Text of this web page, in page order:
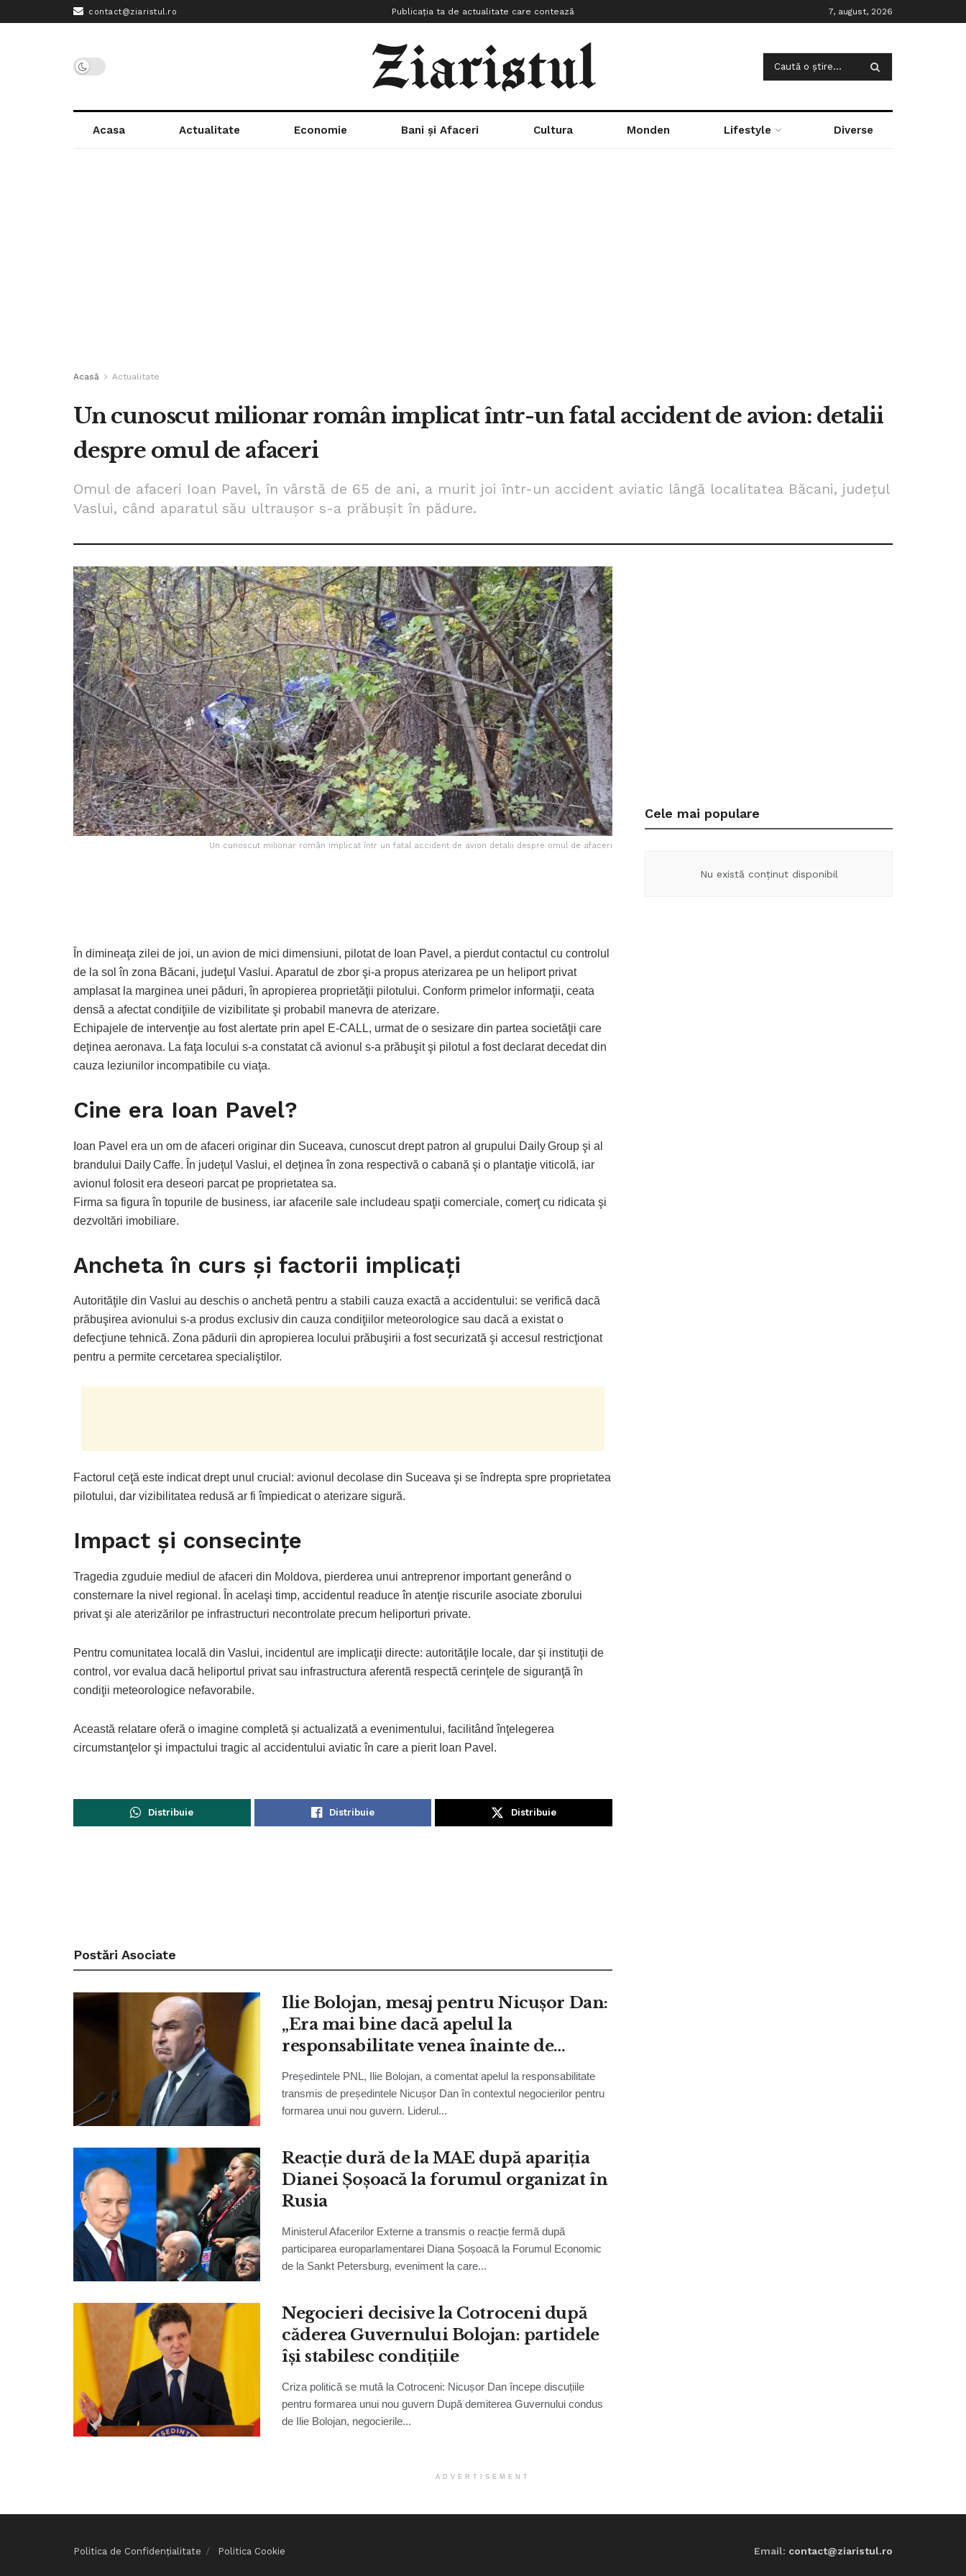
contact@ziaristul.ro Publicația ta de actualitate care contează 7, august, 2026
Acasa Actualitate Economie Bani și Afaceri Cultura Monden Lifestyle Diverse
Acasă Actualitate
Un cunoscut milionar român implicat într-un fatal accident de avion: detalii
despre omul de afaceri
Omul de afaceri Ioan Pavel, în vârstă de 65 de ani, a murit joi într-un accident aviatic lângă localitatea Băcani, judeţul
Vaslui, când aparatul său ultrauşor s-a prăbuşit în pădure.
Un cunoscut milionar român implicat într un fatal accident de avion detalii despre omul de afaceri
În dimineaţa zilei de joi, un avion de mici dimensiuni, pilotat de Ioan Pavel, a pierdut contactul cu controlul
de la sol în zona Băcani, judeţul Vaslui. Aparatul de zbor şi-a propus aterizarea pe un heliport privat
amplasat la marginea unei păduri, în apropierea proprietăţii pilotului. Conform primelor informaţii, ceata
densă a afectat condiţiile de vizibilitate şi probabil manevra de aterizare.
Echipajele de intervenţie au fost alertate prin apel E-CALL, urmat de o sesizare din partea societăţii care
deţinea aeronava. La faţa locului s-a constatat că avionul s-a prăbuşit şi pilotul a fost declarat decedat din
cauza leziunilor incompatibile cu viaţa.
Cine era Ioan Pavel?
Ioan Pavel era un om de afaceri originar din Suceava, cunoscut drept patron al grupului Daily Group şi al
brandului Daily Caffe. În judeţul Vaslui, el deţinea în zona respectivă o cabană şi o plantaţie viticolă, iar
avionul folosit era deseori parcat pe proprietatea sa.
Firma sa figura în topurile de business, iar afacerile sale includeau spaţii comerciale, comerţ cu ridicata şi
dezvoltări imobiliare.
Ancheta în curs şi factorii implicaţi
Autorităţile din Vaslui au deschis o anchetă pentru a stabili cauza exactă a accidentului: se verifică dacă
prăbuşirea avionului s-a produs exclusiv din cauza condiţiilor meteorologice sau dacă a existat o
defecţiune tehnică. Zona pădurii din apropierea locului prăbuşirii a fost securizată şi accesul restricţionat
pentru a permite cercetarea specialiştilor.
Factorul ceţă este indicat drept unul crucial: avionul decolase din Suceava şi se îndrepta spre proprietatea
pilotului, dar vizibilitatea redusă ar fi împiedicat o aterizare sigură.
Impact şi consecinţe
Tragedia zguduie mediul de afaceri din Moldova, pierderea unui antreprenor important generând o
consternare la nivel regional. În acelaşi timp, accidentul readuce în atenţie riscurile asociate zborului
privat şi ale aterizărilor pe infrastructuri necontrolate precum heliporturi private.
Pentru comunitatea locală din Vaslui, incidentul are implicaţii directe: autorităţile locale, dar şi instituţii de
control, vor evalua dacă heliportul privat sau infrastructura aferentă respectă cerinţele de siguranţă în
condiţii meteorologice nefavorabile.
Această relatare oferă o imagine completă și actualizată a evenimentului, facilitând înţelegerea
circumstanţelor şi impactului tragic al accidentului aviatic în care a pierit Ioan Pavel.
Distribuie Distribuie Distribuie
Postări Asociate
Ilie Bolojan, mesaj pentru Nicușor Dan:
„Era mai bine dacă apelul la
responsabilitate venea înainte de
moțiune”
Președintele PNL, Ilie Bolojan, a comentat apelul la responsabilitate
transmis de președintele Nicușor Dan în contextul negocierilor pentru
formarea unui nou guvern. Liderul...
Reacție dură de la MAE după apariția
Dianei Șoșoacă la forumul organizat în
Rusia
Ministerul Afacerilor Externe a transmis o reacție fermă după
participarea europarlamentarei Diana Șoșoacă la Forumul Economic
de la Sankt Petersburg, eveniment la care...
Negocieri decisive la Cotroceni după
căderea Guvernului Bolojan: partidele
își stabilesc condițiile
Criza politică se mută la Cotroceni: Nicușor Dan începe discuțiile
pentru formarea unui nou guvern După demiterea Guvernului condus
de Ilie Bolojan, negocierile...
Cele mai populare
Nu există conținut disponibil
ADVERTISEMENT
Politica de Confidențialitate Politica Cookie Email: contact@ziaristul.ro